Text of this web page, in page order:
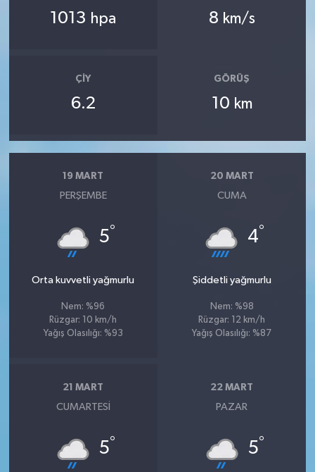
1013 hpa 8 km/s
ÇIY
6.2
GÖRÜŞ
10 km
19 MART
PERŞEMBE
5°
Orta kuvvetli yağmurlu
Nem: %96
Rüzgar: 10 km/h
Yağış Olasılığı: %93
20 MART
CUMA
4°
Şiddetli yağmurlu
Nem: %98
Rüzgar: 12 km/h
Yağış Olasılığı: %87
21 MART
CUMARTESI
5°
22 MART
PAZAR
5°